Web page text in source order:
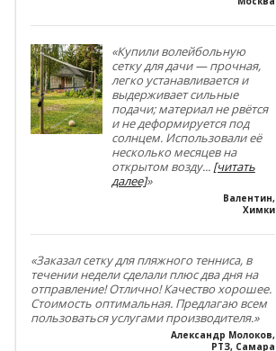
«Купили волейбольную
сетку для дачи — прочная,
легко устанавливается и
выдерживает сильные
подачи; материал не рвётся
и не деформируется под
солнцем. Использовали её
несколько месяцев на
открытом возду... [читать
далее]»
Валентин,
Химки
«Заказал сетку для пляжного тенниса, в
течении недели сделали плюс два дня на
отправление! Отлично! Качество хорошее.
Стоимость оптимальная. Предлагаю всем
пользоваться услугами производителя.»
Александр Молоков,
РТЗ, Самара